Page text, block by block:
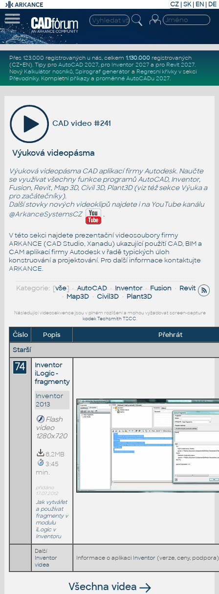
CZ | SK| EN | DE
Přes 123.000 registrovaných u nás, celkem 1.130.000registrovaných
(CZ+EN). Tipy pro AutoCAD 2027, pro Inventor 2027a pro Revit 2027.
Nový Kalkulátor nosníků, Spirograf generátor a Regresní křivkyv sekci
Převodníky. Kompletní příkazya proměnné AutoCADu 2027.
CAD video #241
Výuková videopásma
Výuková videopásma CAD aplikací firmy Autodesk. Naučte
se využívat všechny funkce programů AutoCAD, Inventor,
Fusion, Revit, Map 3D, Civil 3D, Plant3D (viz též sekce Výukaa
pro začátečníky).
Další stovky nových videoklipů najdete i na YouTube kanálu
@ArkanceSystemsCZ
.
V této sekci najdete prezentační videosoubory firmy
ARKANCE (CAD Studio, Xanadu) ukazující použítí CAD, BIM a
CAM aplikací firmy Autodesk v řadě typických úloh
konstruování a projektování. Pro další informace kontaktujte
ARKANCE.
Kategorie: [vše] •AutoCAD•Inventor•Fusion • Revit
• Map3D• Civil3D• Plant3D
Následující videosekvence jsou v plném rozlišení a mohou vyžadovat screen-capture
kodek Techsmith TSCC.
Číslo Popis
Přehrát
Starší
74
Inventor
iLogic -
fragmenty
Inventor
2013
Flash
video
1280x720
8,2MB
3:45
min.
přidáno
17.07.2012
Jak vytvářet
a používat
fragmenty v
modulu
iLogic v
Inventoru
Další
Inventor
videa
Informace o aplikaci Inventor (verze, ceny, podpora)
Všechna videa